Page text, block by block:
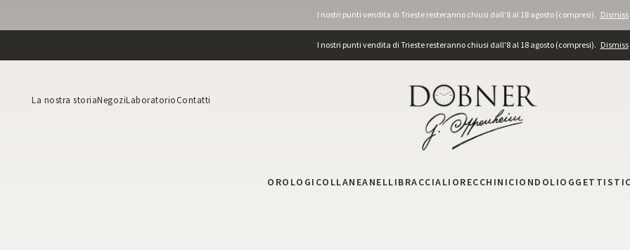
I nostri punti vendita di Trieste resteranno chiusi dall'8 al 18 agosto (compresi). Dismiss
I nostri punti vendita di Trieste resteranno chiusi dall'8 al 18 agosto (compresi). Dismiss
La nostra storiaNegoziLaboratorioContatti
OROLOGI COLLANEANELLIBRACCIALI ORECCHINICIONDOLI